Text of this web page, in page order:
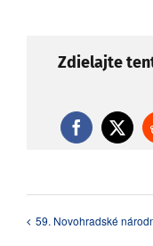
Zdielajte
Facebook
X
59. Novohradské